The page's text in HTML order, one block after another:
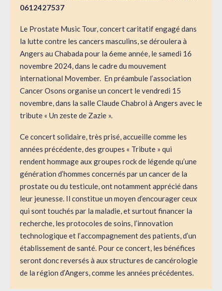
0612427537
Le Prostate Music Tour, concert caritatif engagé dans
la lutte contre les cancers masculins, se déroulera à
Angers au Chabada pour la 6eme année, le samedi 16
novembre 2024, dans le cadre du mouvement
international Movember. En préambule l’association
Cancer Osons organise un concert le vendredi 15
novembre, dans la salle Claude Chabrol à Angers avec le
tribute « Un zeste de Zazie ».
Ce concert solidaire, très prisé, accueille comme les
années précédente, des groupes « Tribute » qui
rendent hommage aux groupes rock de légende qu’une
génération d’hommes concernés par un cancer de la
prostate ou du testicule, ont notamment apprécié dans
leur jeunesse. Il constitue un moyen d’encourager ceux
qui sont touchés par la maladie, et surtout financer la
recherche, les protocoles de soins, l’innovation
technologique et l’accompagnement des patients, d’un
établissement de santé. Pour ce concert, les bénéfices
seront donc reversés à aux structures de cancérologie
de la région d’Angers, comme les années précédentes.